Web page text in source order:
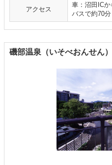
アクセス
車：沼田IC
バスで約70分
磯部温泉（いそべおんせん）